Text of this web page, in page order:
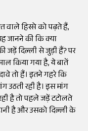
वाले हिस्से को पढ़ते हैं,
जानने की कि क्या
जड़ें दिल्ली से जुड़ी हैं? पर
किया गया है, ये बातें
तो हैं। इतने गहरे कि
उठती रही है। इस मांग
है तो पहले जड़ें टटोलते
है और उसको दिल्ली के